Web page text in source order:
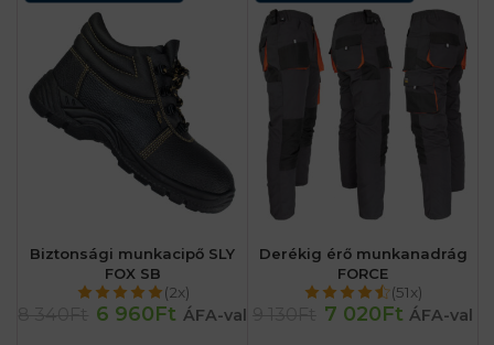
Biztonsági munkacipő SLY
FOX SB
(2x)
6 960Ft ÁFA-val
Derékig érő munkanadrág
FORCE
(51x)
7 020Ft ÁFA-val